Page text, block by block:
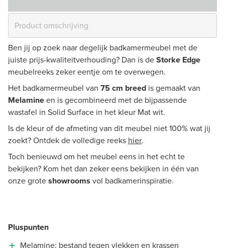
Ben jij op zoek naar degelijk badkamermeubel met de
juiste prijs-kwaliteitverhouding? Dan is deStorke Edge
meubelreeks zeker eentje om te overwegen.
Het badkamermeubel van 75 cm breed is gemaakt van
Melamineen is gecombineerd met de bijpassende
wastafel in Solid Surface in het kleur Mat wit.
Is de kleur of de afmeting van dit meubel niet 100% wat jij
zoekt? Ontdek de volledige reeks hier.
Toch benieuwd om het meubel eens in het echt te
bekijken? Kom het dan zeker eens bekijken in één van
onze groteshowrooms vol badkamerinspiratie.
Pluspunten
Melamine: bestand tegen vlekken en krassen